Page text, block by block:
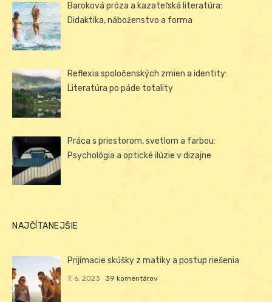
Baroková próza a kazateľská literatúra:
Didaktika, náboženstvo a forma
Reflexia spoločenských zmien a identity:
Literatúra po páde totality
Práca s priestorom, svetlom a farbou:
Psychológia a optické ilúzie v dizajne
NAJČÍTANEJŠIE
Prijímacie skúšky z matiky a postup riešenia
7. 6. 2023 39 komentárov